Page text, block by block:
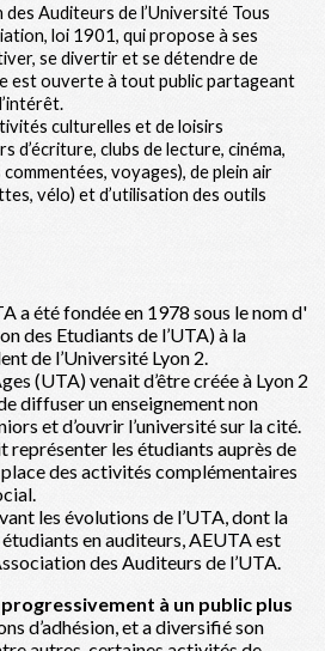
Auditeurs de l’Université Tous
loi 1901, qui propose à ses
se divertir et se détendre de
est ouverte à tout public partageant
culturelles et de loisirs
d’écriture, clubs de lecture, cinéma,
voyages), de plein air
vélo) et d’utilisation des outils
a été fondée en 1978 sous le nom d'
des Etudiants de l’UTA) à la
de l’Université Lyon 2.
(UTA) venait d’être créée à Lyon 2
diffuser un enseignement non
et d’ouvrir l’université sur la cité.
représenter les étudiants auprès de
des activités complémentaires
les évolutions de l’UTA, dont la
en auditeurs, AEUTA est
des Auditeurs de l’UTA.
à un public plus
d’adhésion, et a diversifié son